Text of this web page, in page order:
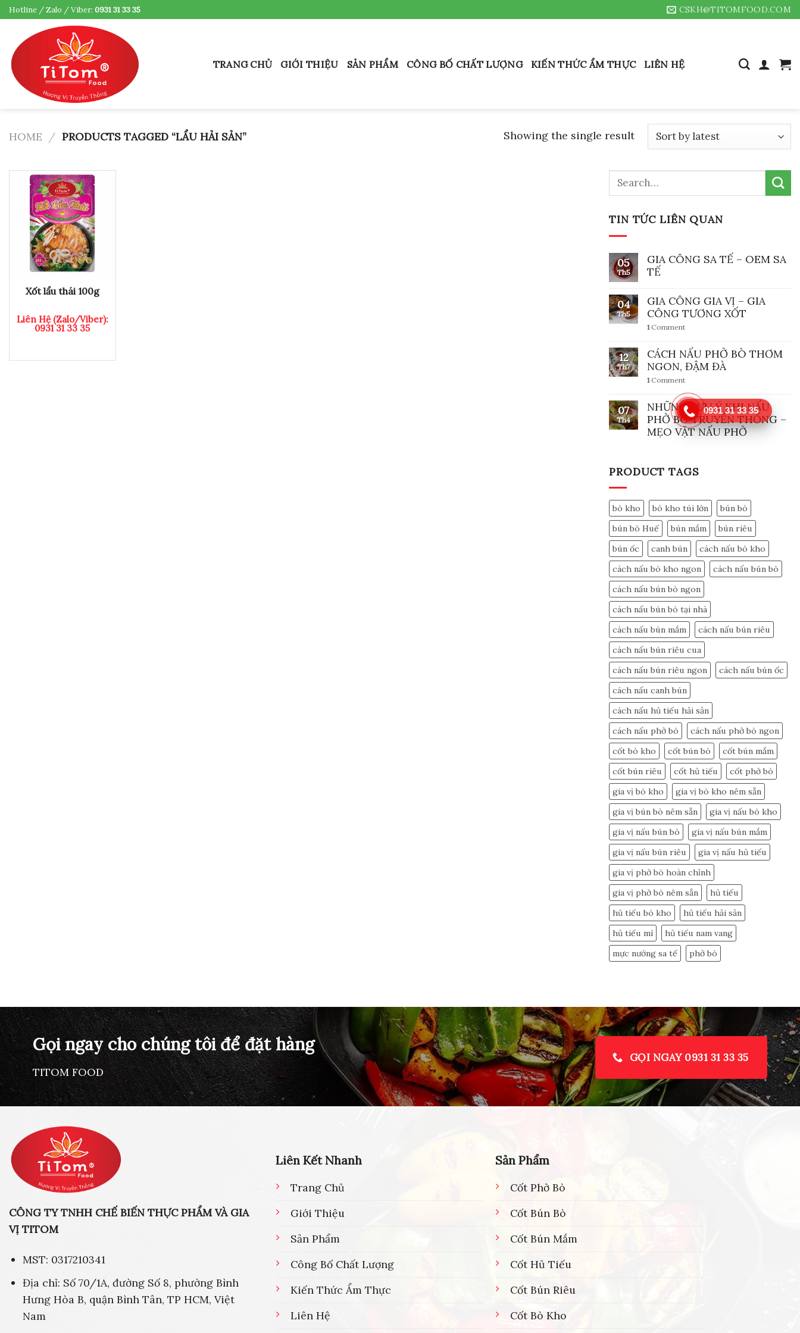
Skip
content
Hotline / Zalo / Viber: 0931 31 33 35 CSKH@TITOMFOOD.COM
TRANG CHỦ GIỚI THIỆU SẢN PHẨM CÔNG BỐ CHẤT LƯỢNG KIẾN THỨC ẨM THỰC LIÊN HỆ
HOME / PRODUCTS TAGGED “LẨU HẢI SẢN” Showing the single result
Xốt lẩu thái 100g
Liên Hệ (Zalo/Viber):
0931 31 33 35
Search
TIN TỨC LIÊN QUAN
05
Th5
GIA CÔNG SA TẾ – OEM SA
TẾ
04
Th5
GIA CÔNG GIA VỊ – GIA
CÔNG TƯƠNG XỐT
1Comment
12
Th7
CÁCH NẤU PHỞ BÒ THƠM
NGON, ĐẬM ĐÀ
1Comment
07
Th4
NHỮNG LƯU Ý KHI NẤU
PHỞ BÒ TRUYỀN THỐNG –
MẸO VẶT NẤU PHỞ
PRODUCT TAGS
bò kho bò kho túi lớn
bún bò
bún bò Huế
bún mắm
bún riêu
bún ốc
canh bún
cách nấu bò kho
cách nấu bò kho ngon
cách nấu bún bò
cách nấu bún bò ngon
cách nấu bún bò tại nhà
cách nấu bún mắm
cách nấu bún riêu
cách nấu bún riêu cua
cách nấu bún riêu ngon
cách nấu bún ốc
cách nấu canh bún
cách nấu hủ tiếu hải sản
cách nấu phở bò
cách nấu phở bò ngon
cốt bò kho
cốt bún bò
cốt bún mắm
cốt bún riêu
cốt hủ tiếu
cốt phở bò
gia vị bò kho
gia vị bò kho nêm sẵn
gia vị bún bò nêm sẵn
gia vị nấu bò kho
gia vị nấu bún bò
gia vị nấu bún mắm
gia vị nấu bún riêu
gia vị nấu hủ tiếu
gia vị phở bò hoàn chỉnh
gia vị phở bò nêm sẵn
hủ tiếu
hủ tiếu bò kho
hủ tiếu hải sản
hủ tiếu mì
hủ tiếu nam vang
mực nướng sa tế
phở bò
Gọi ngay cho chúng tôi để đặt hàng
TITOM FOOD
GỌI NGAY 0931 31 33 35
CÔNG TY TNHH CHẾ BIẾN THỰC PHẨM VÀ GIA
VỊ TITOM
MST: 0317210341
Địa chỉ: Số 70/1A, đường Số 8, phường Bình
Hưng Hòa B, quận Bình Tân, TP HCM, Việt
Nam
Liên Kết Nhanh
Trang Chủ
Giới Thiệu
Sản Phẩm
Công Bố Chất Lượng
Kiến Thức Ẩm Thực
Liên Hệ
Sản Phẩm
Cốt Phở Bò
Cốt Bún Bò
Cốt Bún Mắm
Cốt Hủ Tiếu
Cốt Bún Riêu
Cốt Bò Kho
0931 31 33 35